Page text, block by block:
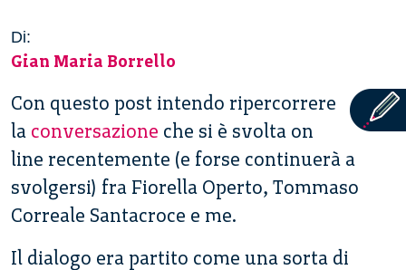
Di:
Gian Maria Borrello
Con questo post intendo ripercorrere
la conversazione che si è svolta on
line recentemente (e forse continuerà a
svolgersi) fra Fiorella Operto, Tommaso
Correale Santacroce e me.
Il dialogo era partito come una sorta di